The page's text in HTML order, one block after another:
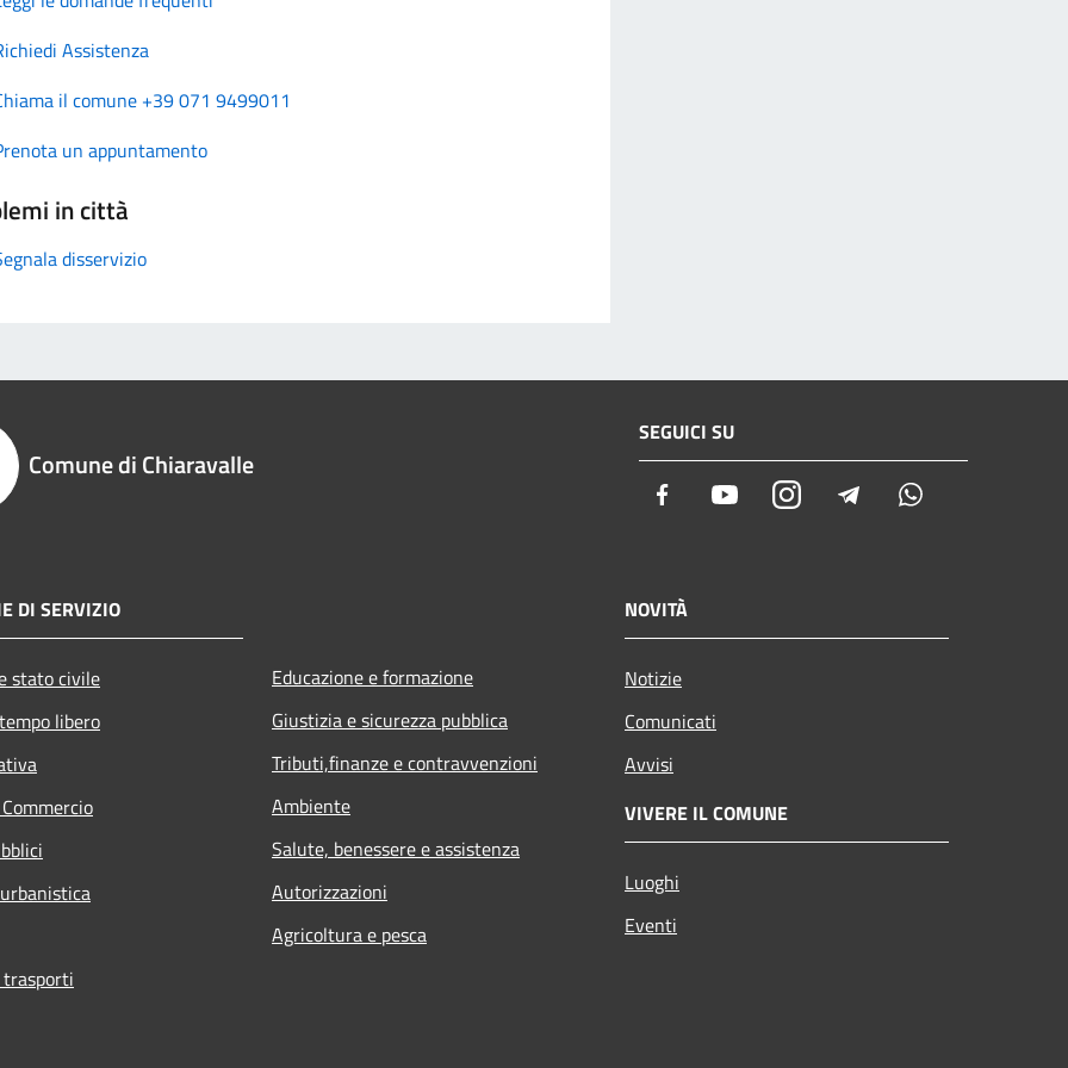
Assistenza
il comune +39 071 9499011
un appuntamento
in città
disservizio
Comune di Chiaravalle
SEGUICI SU
Facebook YoutubeInstagramTelegram
DI SERVIZIO
stato civile
libero
Educazione e formazione
Giustizia e sicurezza pubblica
Tributi,finanze e contravvenzioni
Ambiente
Salute, benessere e assistenza
Autorizzazioni
Agricoltura e pesca
NOVITÀ
Notizie
Comunicati
Avvisi
VIVERE IL COMUNE
Luoghi
Eventi